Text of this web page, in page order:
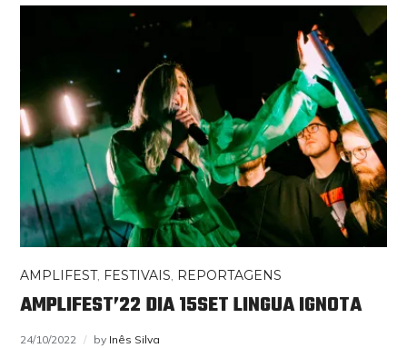
AMPLIFEST, FESTIVAIS REPORTAGENS
AMPLIFEST’22 DIA 15SET LINGUA IGNOTA
24/10/2022 by Inês Silva